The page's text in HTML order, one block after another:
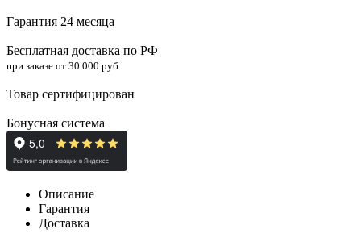
Гарантия 24 месяца
Бесплатная доставка по РФ
при заказе от 30.000 руб.
Товар сертифицирован
Бонусная система
Описание
Гарантия
Доставка